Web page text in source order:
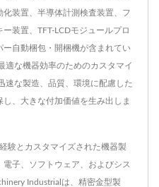
装置、半導体計測検査装置、フ
装置、TFT-LCDモジュールプロ
自動梱包・開梱機が含まれてい
適な機器効率のためのカスタマイ
速な製造、品質、環境に配慮した
、大きな付加価値を生み出しま
験とカスタマイズされた機器製
子、ソフトウェア、およびシス
Industrialは、精密金型製